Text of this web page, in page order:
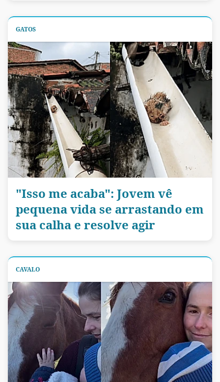
GATOS
"Isso me acaba": Jovem vê
pequena vida se arrastando em
sua calha e resolve agir
CAVALO